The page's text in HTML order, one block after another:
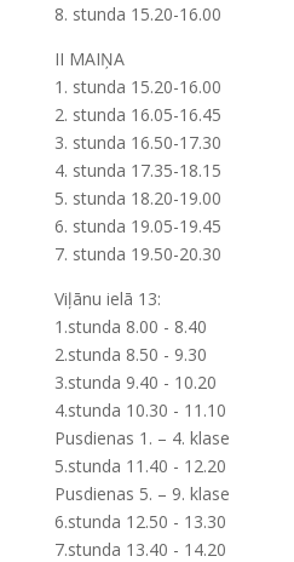
8. stunda 15.20-16.00
II MAIŅA
1. stunda 15.20-16.00
2. stunda 16.05-16.45
3. stunda 16.50-17.30
4. stunda 17.35-18.15
5. stunda 18.20-19.00
6. stunda 19.05-19.45
7. stunda 19.50-20.30
Viļānu ielā 13:
1.stunda 8.00 - 8.40
2.stunda 8.50 - 9.30
3.stunda 9.40 - 10.20
4.stunda 10.30 - 11.10
Pusdienas 1. – 4. klase
5.stunda 11.40 - 12.20
Pusdienas 5. – 9. klase
6.stunda 12.50 - 13.30
7.stunda 13.40 - 14.20